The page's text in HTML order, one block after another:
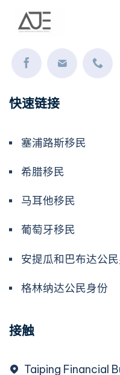
快速链接
塞浦路斯移民
希腊移民
马耳他移民
葡萄牙移民
安提瓜和巴布达公
格林纳达公民身份
接触
Taiping Financial